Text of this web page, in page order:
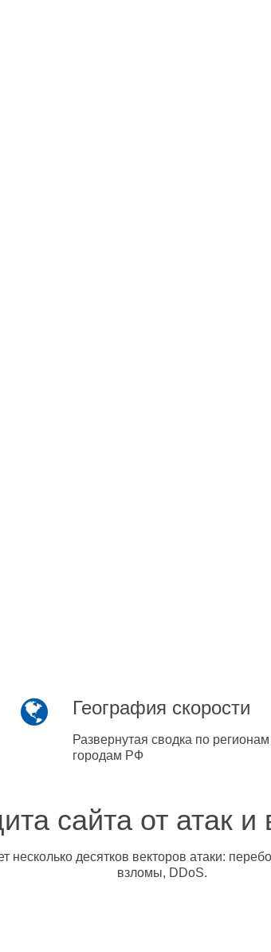
География скорости
Развернутая сводка по регионам
городам РФ
сайта от атак и
десятков векторов атаки:
взломы, DDoS.